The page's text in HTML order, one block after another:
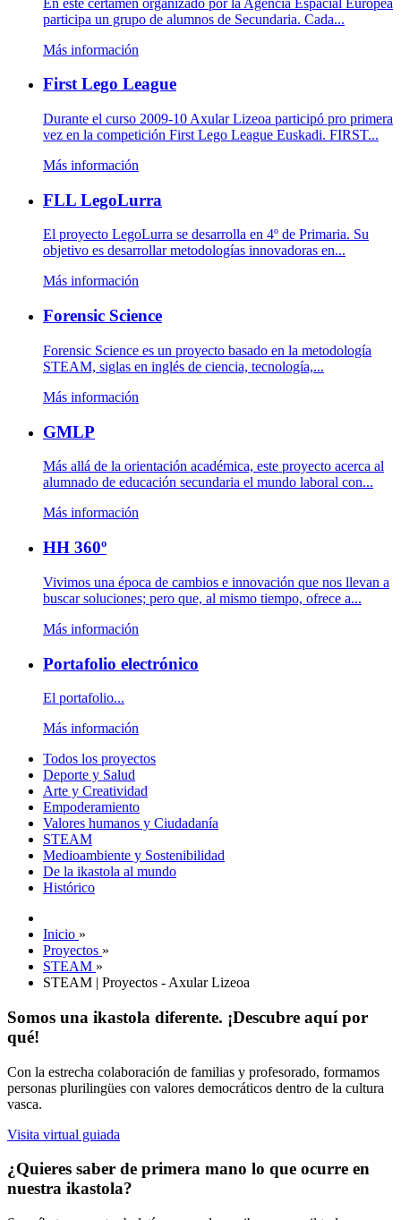
participa un grupo de alumnos de Secundaria. Cada...
Más información
First Lego League
Durante el curso 2009-10 Axular Lizeoa participó pro primera
vez en la competición First Lego League Euskadi. FIRST...
Más información
FLL LegoLurra
El proyecto LegoLurra se desarrolla en 4º de Primaria. Su
objetivo es desarrollar metodologías innovadoras en...
Más información
Forensic Science
Forensic Science es un proyecto basado en la metodología
STEAM, siglas en inglés de ciencia, tecnología,...
Más información
GMLP
Más allá de la orientación académica, este proyecto acerca al
alumnado de educación secundaria el mundo laboral con...
Más información
HH 360º
Vivimos una época de cambios e innovación que nos llevan a
buscar soluciones; pero que, al mismo tiempo, ofrece a...
Más información
Portafolio electrónico
El portafolio...
Más información
Todos los proyectos
Deporte y Salud
Arte y Creatividad
Empoderamiento
Valores humanos y Ciudadanía
STEAM
Medioambiente y Sostenibilidad
De la ikastola al mundo
Histórico
Inicio »
Proyectos »
STEAM »
STEAM | Proyectos - Axular Lizeoa
Somos una ikastola diferente. ¡Descubre aquí por
qué!
Con la estrecha colaboración de familias y profesorado, formamos
personas plurilingües con valores democráticos dentro de la cultura
vasca.
Visita virtual guiada
¿Quieres saber de primera mano lo que ocurre en
nuestra ikastola?